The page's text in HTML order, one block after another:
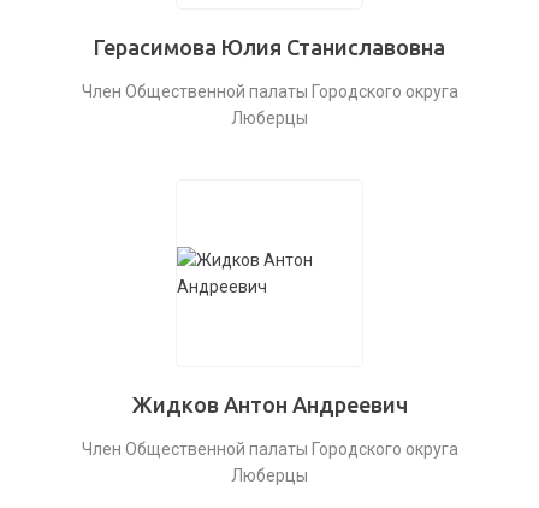
Герасимова Юлия Станиславовна
Член Общественной палаты Городского округа
Люберцы
Жидков Антон Андреевич
Член Общественной палаты Городского округа
Люберцы